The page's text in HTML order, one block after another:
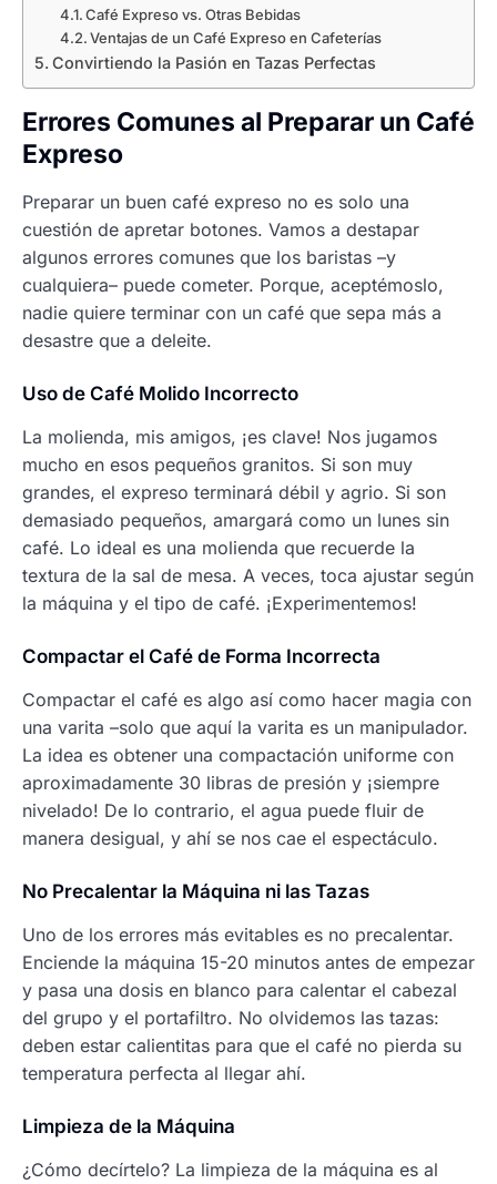
Café Expreso vs. Otras Bebidas
Ventajas de un Café Expreso en Cafeterías
Convirtiendo la Pasión en Tazas Perfectas
Errores Comunes al Preparar un Café
Expreso
Preparar un buen café expreso no es solo una
cuestión de apretar botones. Vamos a destapar
algunos errores comunes que los baristas –y
cualquiera– puede cometer. Porque, aceptémoslo,
nadie quiere terminar con un café que sepa más a
desastre que a deleite.
Uso de Café Molido Incorrecto
La molienda, mis amigos, ¡es clave! Nos jugamos
mucho en esos pequeños granitos. Si son muy
grandes, el expreso terminará débil y agrio. Si son
demasiado pequeños, amargará como un lunes sin
café. Lo ideal es una molienda que recuerde la
textura de la sal de mesa. A veces, toca ajustar según
la máquina y el tipo de café. ¡Experimentemos!
Compactar el Café de Forma Incorrecta
Compactar el café es algo así como hacer magia con
una varita –solo que aquí la varita es un manipulador.
La idea es obtener una compactación uniforme con
aproximadamente 30 libras de presión y ¡siempre
nivelado! De lo contrario, el agua puede fluir de
manera desigual, y ahí se nos cae el espectáculo.
No Precalentar la Máquina ni las Tazas
Uno de los errores más evitables es no precalentar.
Enciende la máquina 15-20 minutos antes de empezar
y pasa una dosis en blanco para calentar el cabezal
del grupo y el portafiltro. No olvidemos las tazas:
deben estar calientitas para que el café no pierda su
temperatura perfecta al llegar ahí.
Limpieza de la Máquina
¿Cómo decírtelo? La limpieza de la máquina es al